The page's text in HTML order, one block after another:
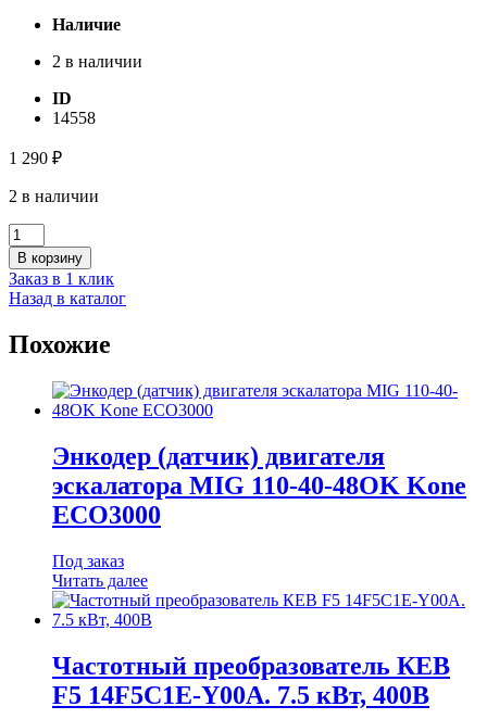
Наличие
2 в наличии
ID
14558
1 290 ₽
2 в наличии
Количество
товара
Гребенка
эскалатора
Kone
крашеная
В корзину
Заказ в 1 клик
Назад в каталог
Похожие
Энкодер (датчик) двигателя
эскалатора MIG 110-40-48OK Kone
ECO3000
Под заказ
Читать далее
Частотный преобразователь КЕВ
F5 14F5C1E-Y00A. 7.5 кВт, 400В